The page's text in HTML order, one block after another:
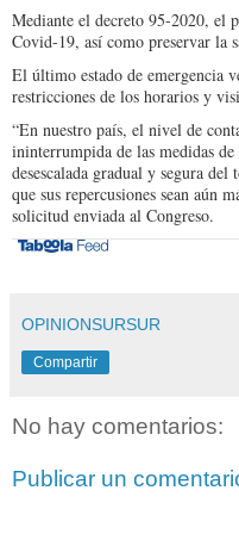
Mediante el decreto 95-2020, el
Covid-19, así como preservar la
El último estado de emergencia
restricciones de los horarios y
“En nuestro país, el nivel de
ininterrumpida de las medidas
desescalada gradual y segura
que sus repercusiones sean aún
solicitud enviada al Congreso.
OPINIONSURSUR
Compartir
No hay comentarios:
Publicar un